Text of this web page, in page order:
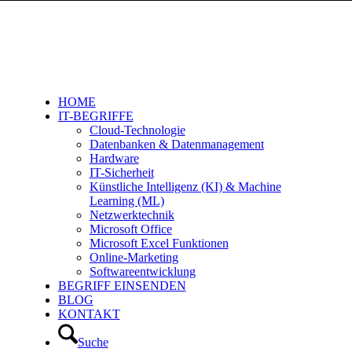
HOME
IT-BEGRIFFE
Cloud-Technologie
Datenbanken & Datenmanagement
Hardware
IT-Sicherheit
Künstliche Intelligenz (KI) & Machine
Learning (ML)
Netzwerktechnik
Microsoft Office
Microsoft Excel Funktionen
Online-Marketing
Softwareentwicklung
BEGRIFF EINSENDEN
BLOG
KONTAKT
Suche